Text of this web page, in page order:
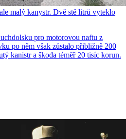
malý kanystr. Dvě stě litrů vyteklo
pro motorovou naftu z
po něm však zůstalo přibližně 200
kanistr a škoda téměř 20 tisíc korun.